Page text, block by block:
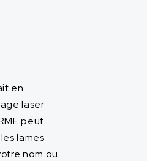
en
laser
peut
lames
nom ou